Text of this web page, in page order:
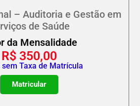
– Auditoria e Gestão em
de Saúde
da Mensalidade
R$ 350,00
sem Taxa de Matrícula
Matricular